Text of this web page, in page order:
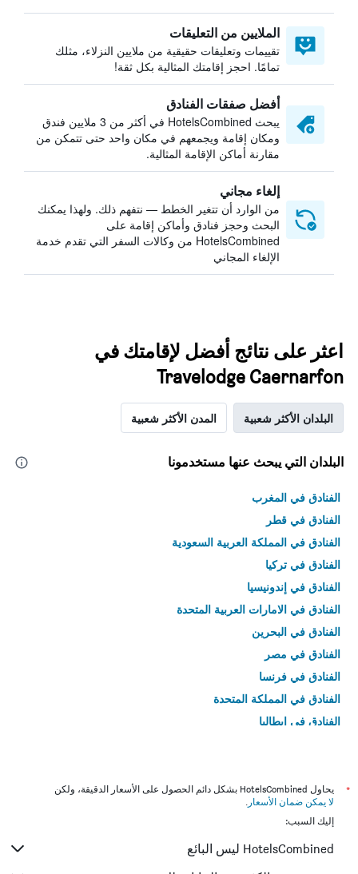
الملايين من التعليقات
تقييمات وتعليقات حقيقية من ملايين النزلاء، مثلك
تمامًا. احجز إقامتك المثالية بكل ثقة!
أفضل صفقات الفنادق
يبحث HotelsCombined في أكثر من 3 ملايين فندق
ومكان إقامة ويجمعهم في مكان واحد حتى تتمكن من
مقارنة أماكن الإقامة المثالية.
إلغاء مجاني
من الوارد أن تتغير الخطط — نتفهم ذلك. ولهذا يمكنك
البحث وحجز فنادق وأماكن إقامة على
HotelsCombined من وكالات السفر التي تقدم خدمة
الإلغاء المجاني
اعثر على نتائج أفضل لإقامتك في
Travelodge Caernarfon
البلدان الأكثر شعبية المدن الأكثر شعبية
البلدان التي يبحث عنها مستخدمونا
الفنادق في المغرب
الفنادق في قطر
الفنادق في المملكة العربية السعودية
الفنادق في تركيا
الفنادق في إندونيسيا
الفنادق في الامارات العربية المتحدة
الفنادق في البحرين
الفنادق في مصر
الفنادق في فرنسا
الفنادق في المملكة المتحدة
الفنادق في إيطاليا
*
يحاول HotelsCombined بشكل دائم الحصول على الأسعار الدقيقة، ولكن
لا يمكن ضمان الأسعار .
إليك السبب:
HotelsCombined ليس البائع